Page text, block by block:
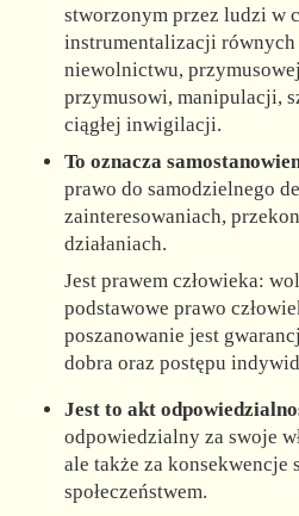
stworzonym przez ludzi w
instrumentalizacji równych
niewolnictwu,
przymusowi, manipulacji,
ciągłej inwigilacji.
To oznacza
prawo do samodzielnego
zainteresowaniach,
działaniach.
Jest prawem człowieka:
podstawowe prawo
poszanowanie jest
dobra oraz postępu
Jest to akt
odpowiedzialny za swoje
ale także za konsekwencje
społeczeństwem.